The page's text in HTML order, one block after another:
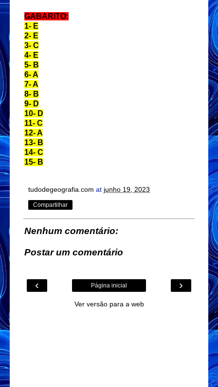
GABARITO:
1- E
2- E
3- C
4- E
5- B
6- A
7- A
8- B
9- D
10- D
11- C
12- A
13- B
14- C
15- B
tudodegeografia.com at junho 19, 2023
Compartilhar
Nenhum comentário:
Postar um comentário
‹ ›
Página inicial
Ver versão para a web